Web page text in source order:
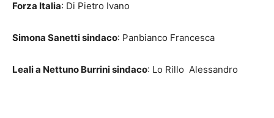
Forza Italia: Di Pietro Ivano
Simona Sanetti sindaco: Panbianco Francesca
Leali a Nettuno Burrini sindaco: Lo Rillo Alessandro